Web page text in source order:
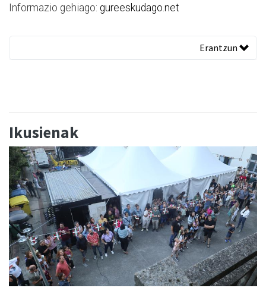
Informazio gehiago: gureeskudago.net
Erantzun
Ikusienak